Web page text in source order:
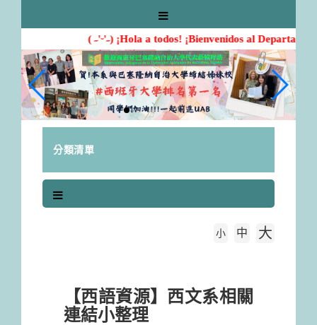
( ˶'ᵕ'˶) ¡Hola a todos! ¡Bienvenidos al
分類清單
小 中 大
【西語資源】西文系相關
連結小整理